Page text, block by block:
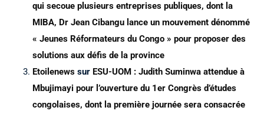
qui secoue plusieurs entreprises publiques, dont la
MIBA, Dr Jean Cibangu lance un mouvement dénommé
« Jeunes Réformateurs du Congo » pour proposer des
solutions aux défis de la province
Etoilenews sur ESU-UOM : Judith Suminwa attendue à
Mbujimayi pour l’ouverture du 1er Congrès d’études
congolaises, dont la première journée sera consacrée